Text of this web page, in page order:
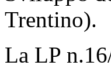
Trentino).
La LP